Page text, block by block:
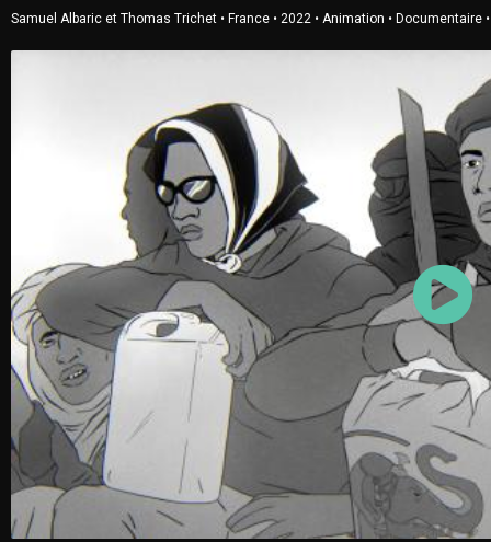
Samuel Albaric et Thomas Trichet • France • 2022 • Animation • Documentaire